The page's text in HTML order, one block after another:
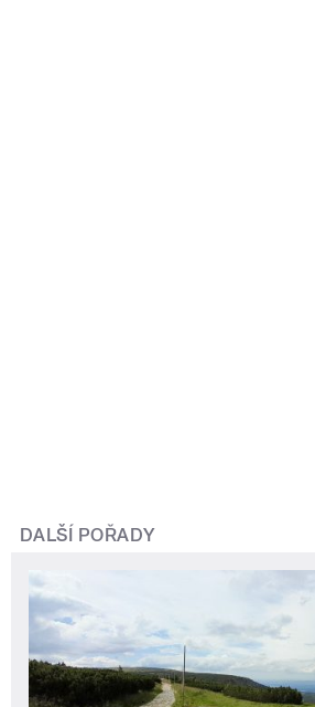
DALŠÍ POŘADY